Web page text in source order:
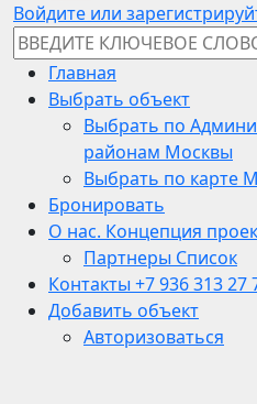
Войдите или
Главная
Выбрать объект
Выбрать по
районам Москвы
Выбрать по карте
Бронировать
О нас. Концепция
Партнеры Список
Контакты +7 936 313 27
Добавить объект
Авторизоваться